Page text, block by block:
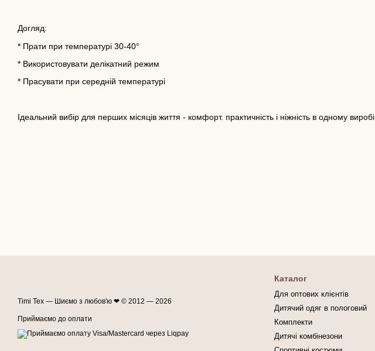
Догляд:
* Прати при температурі 30-40°
* Використовувати делікатний режим
* Прасувати при середній температурі
Ідеальний вибір для перших місяців життя - комфорт. практичність і ніжність в одному виробі.
Timi Tex — Шиємо з любов'ю ❤ © 2012 — 2026
Приймаємо до оплати
Каталог
Для оптових клієнтів
Дитячий одяг в пологовий
Комплекти
Дитячі комбінезони